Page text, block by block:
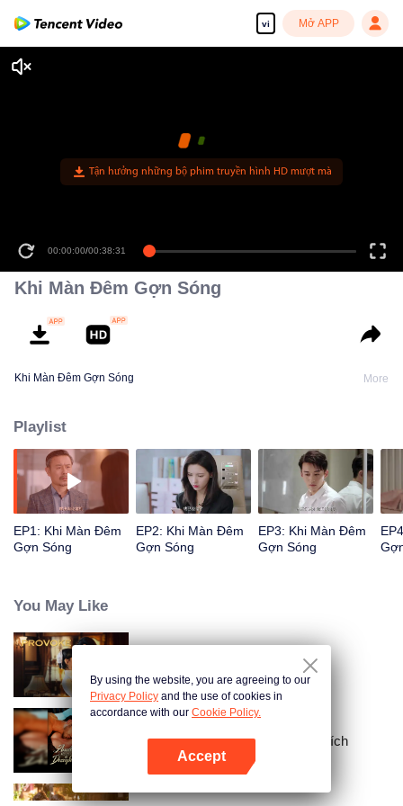
vi Mở APP
Tận hưởng những bộ phim truyền hình HD mượt mà
00:00:00/00:38:31
Khi Màn Đêm Gợn Sóng
Khi Màn Đêm Gợn Sóng More
Playlist
EP1: Khi Màn Đêm
Gợn Sóng
EP2: Khi Màn Đêm
Gợn Sóng
EP3: Khi Màn Đêm
Gợn Sóng
You May Like
Ràng Buộc Với Người Vợ Mất Tích
By using the website, you are agreeing to our
Privacy Policy and the use of cookies in
accordance with our Cookie Policy.
Accept